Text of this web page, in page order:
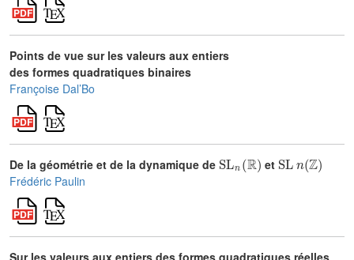
Points de vue sur les valeurs aux entiers
des formes quadratiques binaires
Françoise Dal’Bo
De la géométrie et de la dynamique de SL (ℝ) et SL (ℤ)
Frédéric Paulin